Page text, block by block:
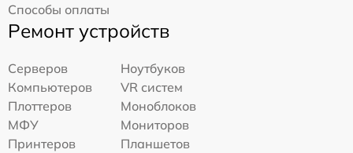
Способы оплаты
Ремонт устройств
Серверов
Ноутбуков
Компьютеров
VR систем
Плоттеров
Моноблоков
МФУ
Мониторов
Принтеров
Планшетов